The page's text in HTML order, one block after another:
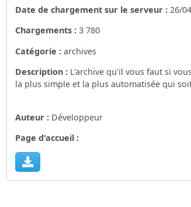
Date de chargement sur le serveur : 26/
Chargements : 3 780
Catégorie : archives
Description : L'archive qu'il vous faut si
la plus simple et la plus automatisée qui
Auteur : Développeur
Page d'accueil :